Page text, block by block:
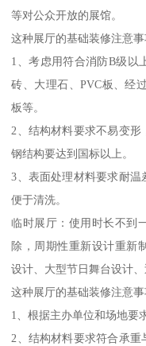
等对公众开放的展馆。
这种展厅的基础装修注意事
1、考虑用符合消防B级以
砖、大理石、PVC板、经
板等。
2、结构材料要求不易变形
钢结构要达到国标以上。
3、表面处理材料要求耐
便于清洗。
临时展厅：使用时长不到
除，周期性重新设计重新
设计、大型节日舞台设计、
这种展厅的基础装修注意事
1、根据主办单位和场地要
2、结构材料要求符合承重